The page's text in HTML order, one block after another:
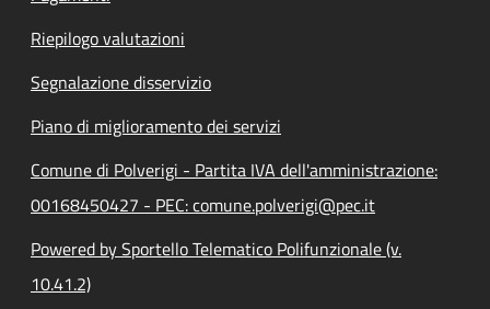
Riepilogo valutazioni
Segnalazione disservizio
Piano di miglioramento dei servizi
Comune di Polverigi - Partita IVA dell'amministrazione:
00168450427 - PEC: comune.polverigi@pec.it
Powered by Sportello Telematico Polifunzionale (v.
10.41.2)